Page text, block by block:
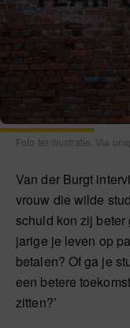
Foto ter illustratie. Via
Van der Burgt
vrouw die wilde
schuld kon zij
jarige je leven op
betalen? Of ga je
een betere
zitten?’